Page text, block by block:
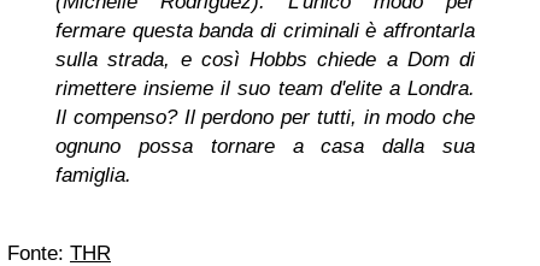
fermare questa banda di criminali è affrontarla
sulla strada, e così Hobbs chiede a Dom di
rimettere insieme il suo team d'elite a Londra.
Il compenso? Il perdono per tutti, in modo che
ognuno possa tornare a casa dalla sua
famiglia.
Fonte: THR